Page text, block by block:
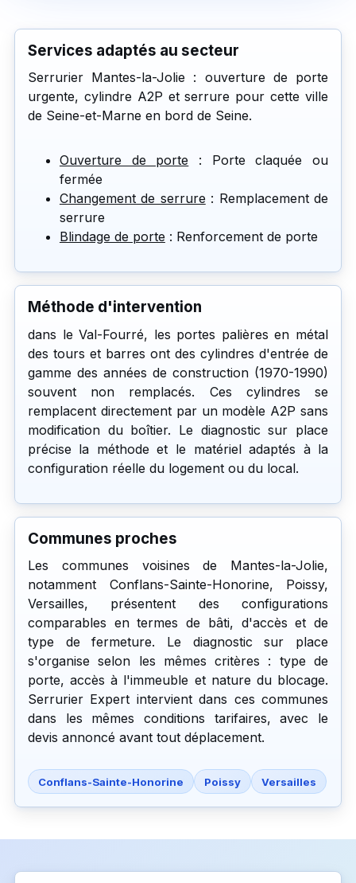
Services adaptés au secteur
Serrurier Mantes-la-Jolie : ouverture de porte
urgente, cylindre A2P et serrure pour cette ville
de Seine-et-Marne en bord de Seine.
Ouverture de porte : Porte claquée ou
fermée
Changement de serrure : Remplacement de
serrure
Blindage de porte : Renforcement de porte
Méthode d'intervention
dans le Val-Fourré, les portes palières en métal
des tours et barres ont des cylindres d'entrée de
gamme des années de construction (1970-1990)
souvent non remplacés. Ces cylindres se
remplacent directement par un modèle A2P sans
modification du boîtier. Le diagnostic sur place
précise la méthode et le matériel adaptés à la
configuration réelle du logement ou du local.
Communes proches
Les communes voisines de Mantes-la-Jolie,
notamment Conflans-Sainte-Honorine, Poissy,
Versailles, présentent des configurations
comparables en termes de bâti, d'accès et de
type de fermeture. Le diagnostic sur place
s'organise selon les mêmes critères : type de
porte, accès à l'immeuble et nature du blocage.
Serrurier Expert intervient dans ces communes
dans les mêmes conditions tarifaires, avec le
devis annoncé avant tout déplacement.
Conflans-Sainte-Honorine Poissy Versailles